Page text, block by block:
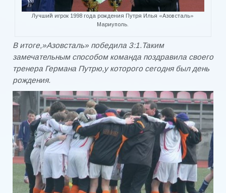
Ларионов Аркадий Николаевич
Пестов Евгений Владимирович
Севастьяненко Юрий Григорьевич
Соловьев Валерий Николаевич
Степанов Александр Степанович
Фомин Виктор Трофимович
Шмуш Геннадий Иванович
Лучший игрок 1998 года рождения Путря Илья «Азовсталь»
Мариуполь.
В итоге,»Азовсталь» победила 3:1.Таким
замечательным способом команда поздравила своего
тренера Германа Путрю,у которого сегодня был день
рождения.